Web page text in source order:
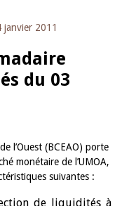
janvier 2011
du 03
l’Ouest (BCEAO) porte
monétaire de l’UMOA,
suivantes :
de liquidités à